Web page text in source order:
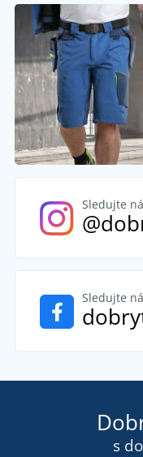
Sledujte
Sledujte
s